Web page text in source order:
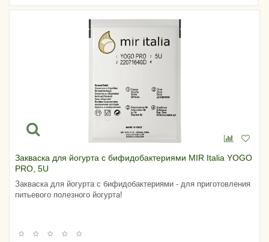
Закваска для йогурта с бифидобактериями MIR Italia YOGO
PRO, 5U
Закваска для йогурта с бифидобактериями - для приготовления
питьевого полезного йогурта!